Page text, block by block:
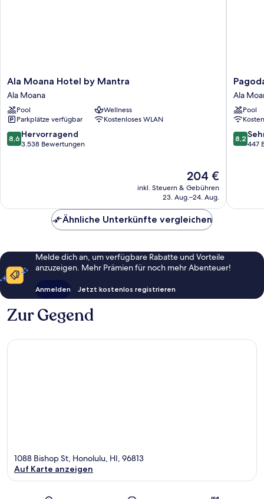
Ala
Moana
Hotel
by
Mantra
Ala
Moana
Ala Moana Hotel by Mantra
Ala Moana
Pool
Wellness
Parkplätze verfügbar
Kostenloses WLAN
8.6
von
8,6 Hervorragend
3.538 Bewertungen
Der
Preis
beträgt
204 €
inkl. Steuern & Gebühren
23. Aug.–24. Aug.
Pagoda
Hotel
Ala
Moana
Ala
Pool
8.2
von
8,2
447
Ähnliche Unterkünfte vergleichen
Melde dich an, um verfügbare Rabatte und Vorteile
anzuzeigen. Mehr Prämien für noch mehr Abenteuer!
Anmelden Jetzt kostenlos registrieren
Zur Gegend
1088 Bishop St, Honolulu, HI, 96813
Auf Karte anzeigen